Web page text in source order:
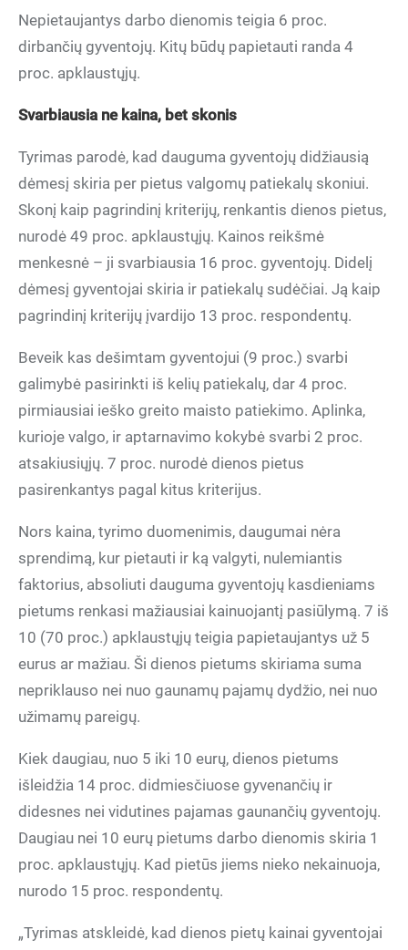
Nepietaujantys darbo dienomis teigia 6 proc.
dirbančių gyventojų. Kitų būdų papietauti randa 4
proc. apklaustųjų.
Svarbiausia ne kaina, bet skonis
Tyrimas parodė, kad dauguma gyventojų didžiausią
dėmesį skiria per pietus valgomų patiekalų skoniui.
Skonį kaip pagrindinį kriterijų, renkantis dienos pietus,
nurodė 49 proc. apklaustųjų. Kainos reikšmė
menkesnė – ji svarbiausia 16 proc. gyventojų. Didelį
dėmesį gyventojai skiria ir patiekalų sudėčiai. Ją kaip
pagrindinį kriterijų įvardijo 13 proc. respondentų.
Beveik kas dešimtam gyventojui (9 proc.) svarbi
galimybė pasirinkti iš kelių patiekalų, dar 4 proc.
pirmiausiai ieško greito maisto patiekimo. Aplinka,
kurioje valgo, ir aptarnavimo kokybė svarbi 2 proc.
atsakiusiųjų. 7 proc. nurodė dienos pietus
pasirenkantys pagal kitus kriterijus.
Nors kaina, tyrimo duomenimis, daugumai nėra
sprendimą, kur pietauti ir ką valgyti, nulemiantis
faktorius, absoliuti dauguma gyventojų kasdieniams
pietums renkasi mažiausiai kainuojantį pasiūlymą. 7 iš
10 (70 proc.) apklaustųjų teigia papietaujantys už 5
eurus ar mažiau. Ši dienos pietums skiriama suma
nepriklauso nei nuo gaunamų pajamų dydžio, nei nuo
užimamų pareigų.
Kiek daugiau, nuo 5 iki 10 eurų, dienos pietums
išleidžia 14 proc. didmiesčiuose gyvenančių ir
didesnes nei vidutines pajamas gaunančių gyventojų.
Daugiau nei 10 eurų pietums darbo dienomis skiria 1
proc. apklaustųjų. Kad pietūs jiems nieko nekainuoja,
nurodo 15 proc. respondentų.
„Tyrimas atskleidė, kad dienos pietų kainai gyventojai